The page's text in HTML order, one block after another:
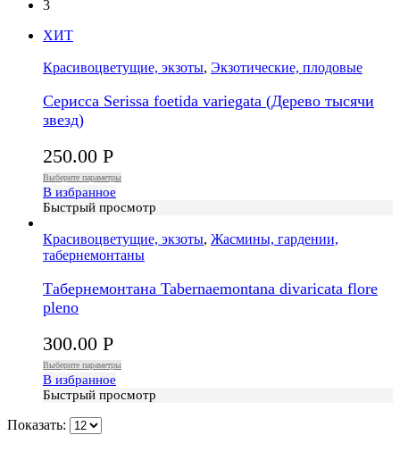
3
ХИТ
Красивоцветущие, экзоты, Экзотические, плодовые
Серисса Serissa foetida variegata (Дерево тысячи
звезд)
250.00 Р
Выберите параметры
В избранное
Быстрый просмотр
Красивоцветущие, экзоты, Жасмины, гардении,
табернемонтаны
Табернемонтана Tabernaemontana divaricata flore
pleno
300.00 Р
Выберите параметры
В избранное
Быстрый просмотр
Показать: